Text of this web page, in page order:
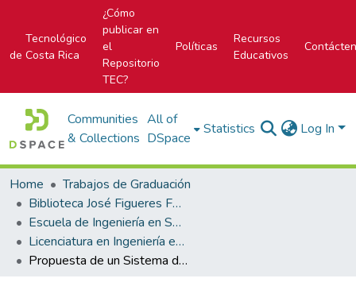
Tecnológico
de Costa Rica
¿Cómo
publicar en
el
Repositorio
TEC?
Políticas
Recursos
Educativos
Communities
& Collections
All of
DSpace
Statistics Log In
Home
Trabajos de Graduación
Biblioteca José Figueres Ferrer
Escuela de Ingeniería en Seguridad Laboral e Higiene Ambiental
Licenciatura en Ingeniería en Seguridad Laboral e Higiene Ambiental
Propuesta de un Sistema de Gestión de Seguridad Vial basado en la norma INTE/ISO 39001:2015 Sistema de Gestión de Seguridad Vial para la empresa Quebradores del Sur de Costa Rica, S.A